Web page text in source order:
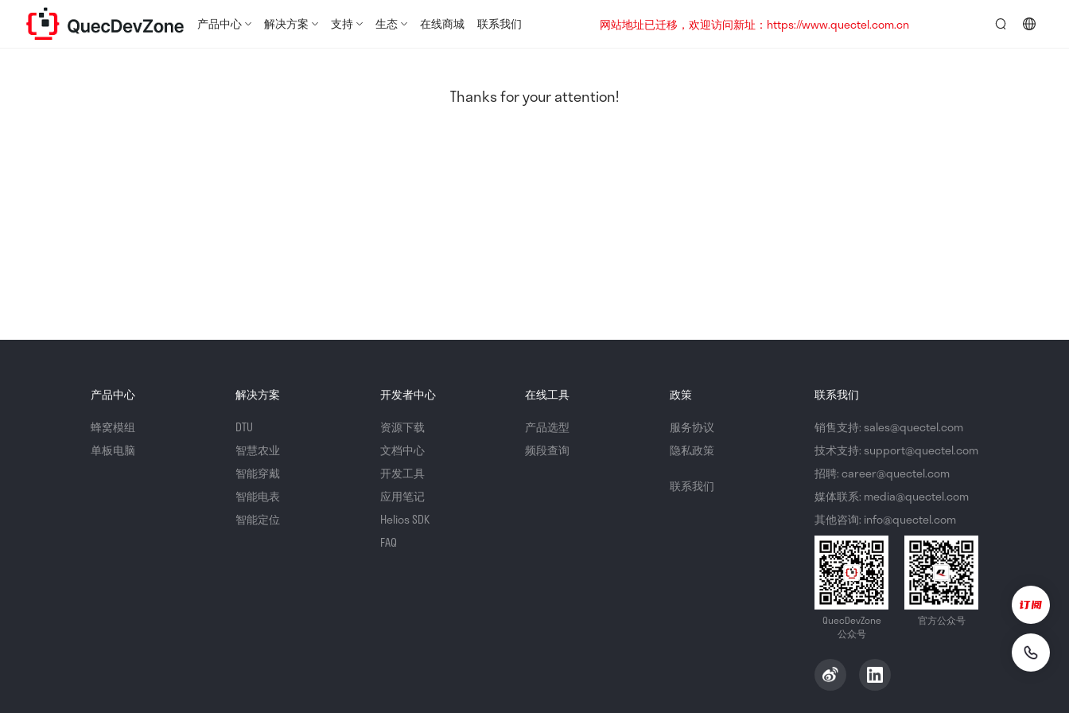
产品中心 解决方案 支持 生态 在线商城 联系我们
网站地址已迁移，欢迎访问新址：https://www.quectel.com.cn
Thanks for your attention!
产品中心
蜂窝模组
单板电脑
解决方案
DTU
智慧农业
智能穿戴
智能电表
智能定位
开发者中心
资源下载
文档中心
开发工具
应用笔记
Helios SDK
FAQ
在线工具
产品选型
频段查询
政策
服务协议
隐私政策
联系我们
联系我们
销售支持: sales@quectel.com
技术支持: support@quectel.com
招聘: career@quectel.com
媒体联系: media@quectel.com
其他咨询: info@quectel.com
QuecDevZone
公众号
官方公众号